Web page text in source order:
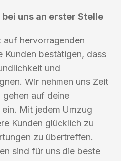
uns an erster Stelle
auf hervorragenden
Kunden bestätigen, dass
und
Wir nehmen uns Zeit
gehen auf deine
Mit jedem Umzug
Kunden glücklich zu
zu übertreffen.
sind für uns die beste